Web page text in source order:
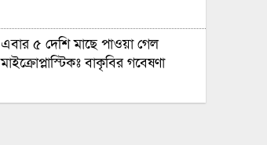
এবার ৫ দেশি মাছে পাওয়া গেল
মাইক্রোপ্লাস্টিকঃ বাকৃবির গবেষণা